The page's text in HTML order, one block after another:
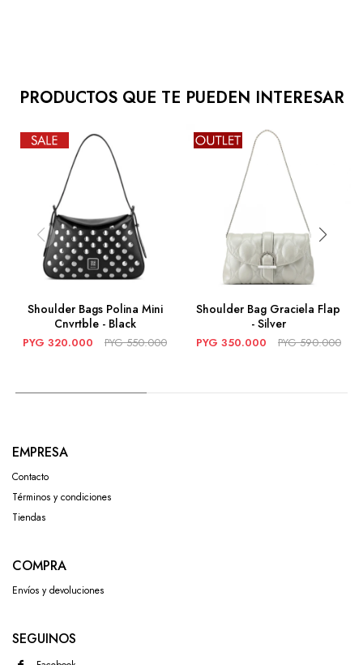
PRODUCTOS QUE TE PUEDEN INTERESAR
Shoulder Bags Polina Mini
Cnvrtble - Black
PYG 320.000 PYG 550.000
Shoulder Bag Graciela Flap
- Silver
PYG 350.000 PYG 590.000
EMPRESA
Contacto
Términos y condiciones
Tiendas
COMPRA
Envíos y devoluciones
SEGUINOS